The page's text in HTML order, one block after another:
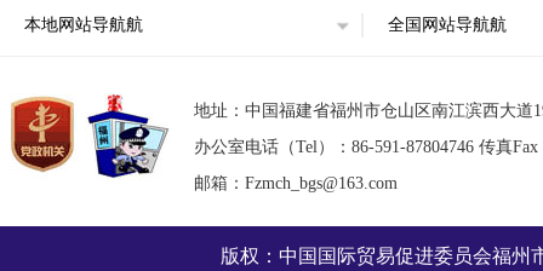
本地网站导航航 全国网站导航航
地址：中国福建省福州市仓山区南江滨西大道
办公室电话（Tel）：86-591-87804746 传真Fax
邮箱：Fzmch_bgs@163.com
版权：中国国际贸易促进委员会福